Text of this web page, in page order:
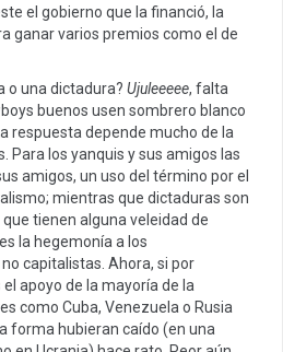
el gobierno que la financió, la
ganar varios premios como el de
o una dictadura? Ujuleeeee, falta
buenos usen sombrero blanco
respuesta depende mucho de la
Para los yanquis y sus amigos las
amigos, un uso del término por el
mientras que dictaduras son
tienen alguna veleidad de
la hegemonía a los
capitalistas. Ahora, si por
apoyo de la mayoría de la
como Cuba, Venezuela o Rusia
forma hubieran caído (en una